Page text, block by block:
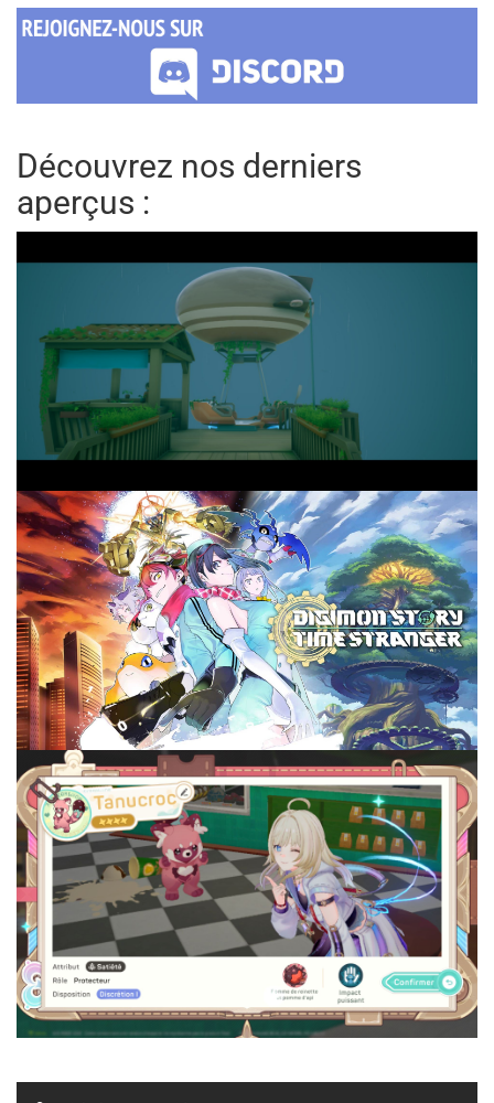
Découvrez nos derniers
aperçus :